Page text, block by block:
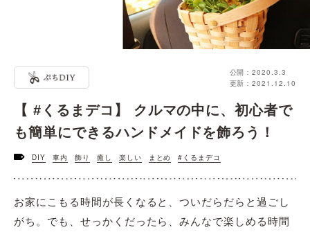
公開：2020.3.3
更新：2021.12.10
【 #くるまデコ】 クルマの中に、初心者で
も簡単にできるハンドメイドを飾ろう！
DIY 車内 飾り 癒し 楽しい まとめ #くるまデコ
お家にこもる時間が長くなると、ついだらだらと過ごし
がち。でも、せっかくだったら、みんなで楽しめる時間